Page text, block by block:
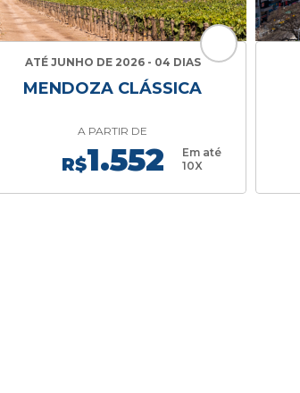
ATÉ JUNHO DE 2026 - 04 DIAS
MENDOZA CLÁSSICA
A PARTIR DE
R$1.552
Em até
10X